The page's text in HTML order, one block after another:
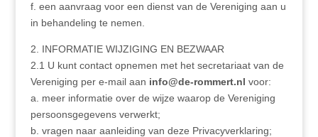
f. een aanvraag voor een dienst van de Vereniging aan u
in behandeling te nemen.
2. INFORMATIE WIJZIGING EN BEZWAAR
2.1 U kunt contact opnemen met het secretariaat van de
Vereniging per e-mail aan info@de-rommert.nl voor:
a. meer informatie over de wijze waarop de Vereniging
persoonsgegevens verwerkt;
b. vragen naar aanleiding van deze Privacyverklaring;